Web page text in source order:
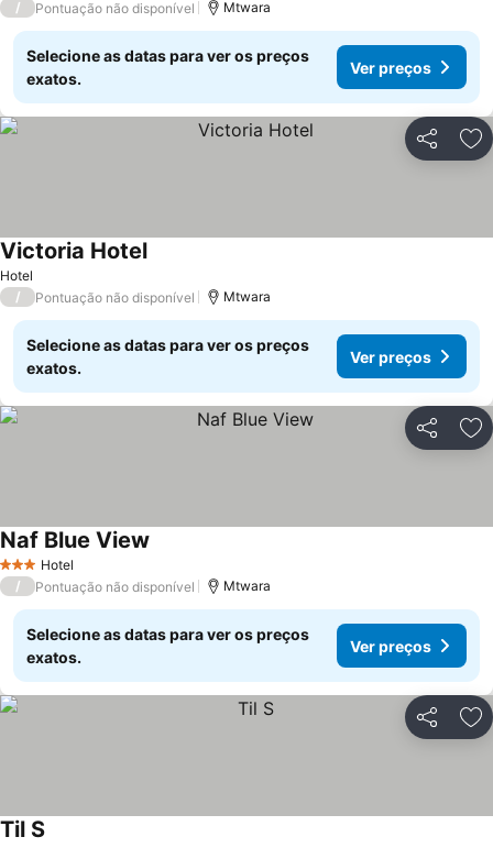
/ Pontuação não disponível Mtwara
Selecione as datas para ver os preços
exatos.
Ver preços
Partilhar
Hotel
Victoria Hotel
/ Pontuação não disponível Mtwara
Selecione as datas para ver os preços
exatos.
Ver preços
Partilhar
3 EstrelasHotel
Naf Blue View
/ Pontuação não disponível Mtwara
Selecione as datas para ver os preços
exatos.
Ver preços
Partilhar
Til S